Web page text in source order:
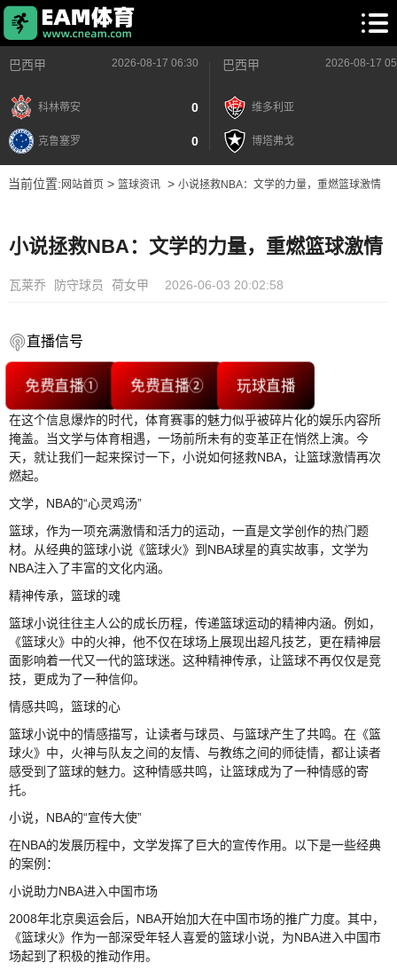
巴西甲 2026-08-17 06:30
科林蒂安 0
克鲁塞罗 0
巴西甲 2026-08-17
维多利亚
博塔弗戈
当前位置: 网站首页> 篮球资讯> 小说拯救NBA：文学的力量，重燃篮球激情
小说拯救NBA：文学的力量，重燃篮球激情
瓦莱乔 防守球员 荷女甲 2026-06-03 20:02:58
直播信号
免费直播① 免费直播② 玩球直播
在这个信息爆炸的时代，体育赛事的魅力似乎被碎片化的娱乐内容所
掩盖。当文学与体育相遇，一场前所未有的变革正在悄然上演。今
天，就让我们一起来探讨一下，小说如何拯救NBA，让篮球激情再次
燃起。
文学，NBA的“心灵鸡汤”
篮球，作为一项充满激情和活力的运动，一直是文学创作的热门题
材。从经典的篮球小说《篮球火》到NBA球星的真实故事，文学为
NBA注入了丰富的文化内涵。
精神传承，篮球的魂
篮球小说往往主人公的成长历程，传递篮球运动的精神内涵。例如，
《篮球火》中的火神，他不仅在球场上展现出超凡技艺，更在精神层
面影响着一代又一代的篮球迷。这种精神传承，让篮球不再仅仅是竞
技，更成为了一种信仰。
情感共鸣，篮球的心
篮球小说中的情感描写，让读者与球员、与篮球产生了共鸣。在《篮
球火》中，火神与队友之间的友情、与教练之间的师徒情，都让读者
感受到了篮球的魅力。这种情感共鸣，让篮球成为了一种情感的寄
托。
小说，NBA的“宣传大使”
在NBA的发展历程中，文学发挥了巨大的宣传作用。以下是一些经典
的案例：
小说助力NBA进入中国市场
2008年北京奥运会后，NBA开始加大在中国市场的推广力度。其中，
《篮球火》作为一部深受年轻人喜爱的篮球小说，为NBA进入中国市
场起到了积极的推动作用。